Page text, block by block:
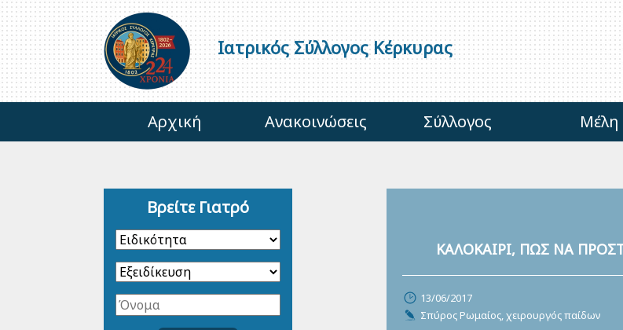
Ιατρικός Σύλλογος Κέρκυρας
Αρχική Ανακοινώσεις Σύλλογος Μέλη
ΚΑΛΟΚΑΙΡΙ, ΠΩΣ ΝΑ
13/06/2017
Σπύρος Ρωμαίος, χειρουργός παίδων
Βρείτε Γιατρό